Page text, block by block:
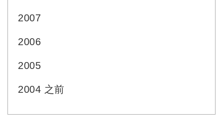
2007
2006
2005
2004 之前